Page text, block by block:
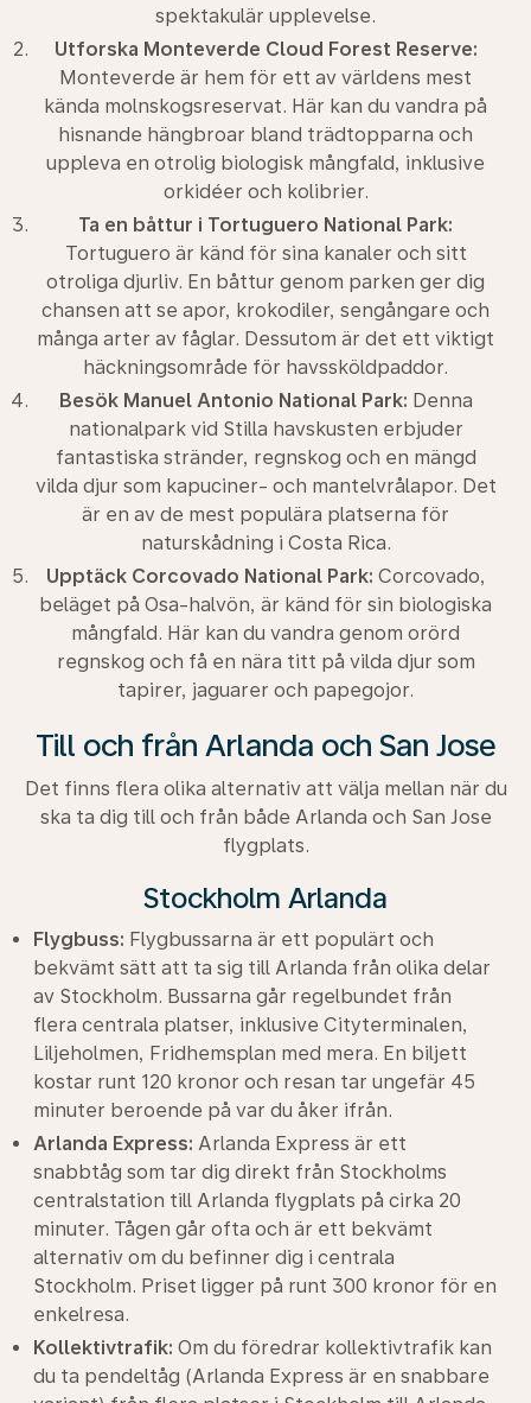
spektakulär upplevelse.
Utforska Monteverde Cloud Forest Reserve:
Monteverde är hem för ett av världens mest
kända molnskogsreservat. Här kan du vandra på
hisnande hängbroar bland trädtopparna och
uppleva en otrolig biologisk mångfald, inklusive
orkidéer och kolibrier.
Ta en båttur i Tortuguero National Park:
Tortuguero är känd för sina kanaler och sitt
otroliga djurliv. En båttur genom parken ger dig
chansen att se apor, krokodiler, sengångare och
många arter av fåglar. Dessutom är det ett viktigt
häckningsområde för havssköldpaddor.
Besök Manuel Antonio National Park: Denna
nationalpark vid Stilla havskusten erbjuder
fantastiska stränder, regnskog och en mängd
vilda djur som kapuciner- och mantelvrålapor. Det
är en av de mest populära platserna för
naturskådning i Costa Rica.
Upptäck Corcovado National Park: Corcovado,
beläget på Osa-halvön, är känd för sin biologiska
mångfald. Här kan du vandra genom orörd
regnskog och få en nära titt på vilda djur som
tapirer, jaguarer och papegojor.
Till och från Arlanda och San Jose
Det finns flera olika alternativ att välja mellan när du
ska ta dig till och från både Arlanda och San Jose
flygplats.
Stockholm Arlanda
Flygbuss: Flygbussarna är ett populärt och
bekvämt sätt att ta sig till Arlanda från olika delar
av Stockholm. Bussarna går regelbundet från
flera centrala platser, inklusive Cityterminalen,
Liljeholmen, Fridhemsplan med mera. En biljett
kostar runt 120 kronor och resan tar ungefär 45
minuter beroende på var du åker ifrån.
Arlanda Express: Arlanda Express är ett
snabbtåg som tar dig direkt från Stockholms
centralstation till Arlanda flygplats på cirka 20
minuter. Tågen går ofta och är ett bekvämt
alternativ om du befinner dig i centrala
Stockholm. Priset ligger på runt 300 kronor för en
enkelresa.
Kollektivtrafik: Om du föredrar kollektivtrafik kan
du ta pendeltåg (Arlanda Express är en snabbare